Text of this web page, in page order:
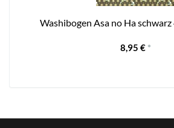
Washibogen Asa no Ha schwarz
8,95 € *